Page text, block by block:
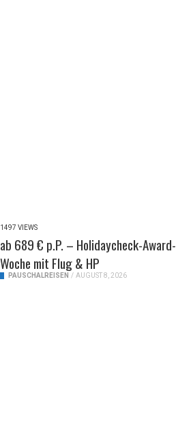
1497 VIEWS
ab 689 € p.P. – Holidaycheck-
Woche mit Flug & HP
PAUSCHALREISEN / AUGUST 8, 2026